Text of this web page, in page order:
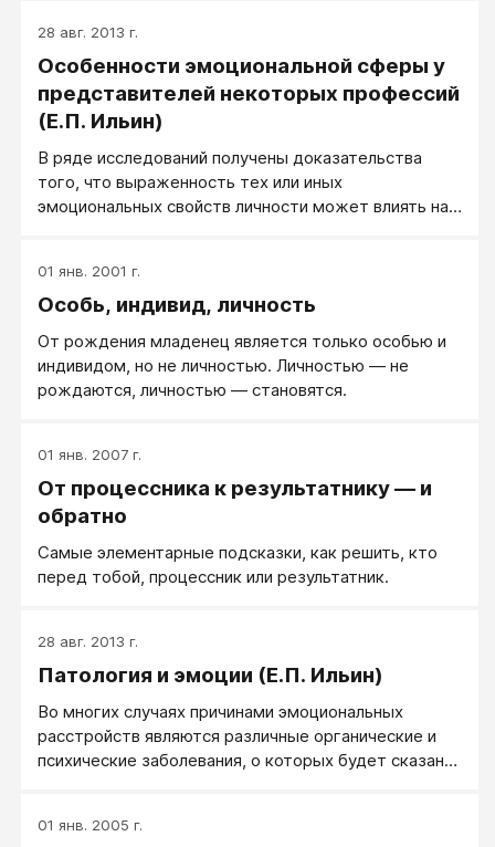
28 авг. 2013 г.
Особенности эмоциональной сферы у
представителей некоторых профессий
(Е.П. Ильин)
В ряде исследований получены доказательства
того, что выраженность тех или иных
эмоциональных свойств личности может влиять на
01 янв. 2001 г.
Особь, индивид, личность
От рождения младенец является только особью и
индивидом, но не личностью. Личностью — не
рождаются, личностью — становятся.
01 янв. 2007 г.
От процессника к результатнику — и
обратно
Самые элементарные подсказки, как решить, кто
перед тобой, процессник или результатник.
28 авг. 2013 г.
Патология и эмоции (Е.П. Ильин)
Во многих случаях причинами эмоциональных
расстройств являются различные органические и
психические заболевания, о которых будет сказано
01 янв. 2005 г.